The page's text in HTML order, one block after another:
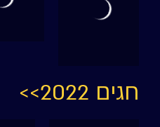
חגים 2022>>